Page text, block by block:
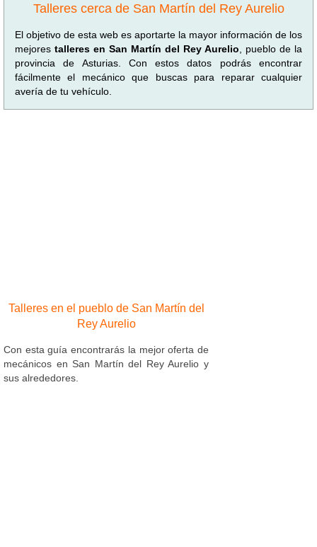
Talleres cerca de San Martín del Rey Aurelio
El objetivo de esta web es aportarte la mayor información de los
mejores talleres en San Martín del Rey Aurelio , pueblo de la
provincia de Asturias. Con estos datos podrás encontrar
fácilmente el mecánico que buscas para reparar cualquier
avería de tu vehículo.
Talleres en el pueblo de San Martín del
Rey Aurelio
Con esta guía encontrarás la mejor oferta de
mecánicos en San Martín del Rey Aurelio y
sus alrededores.